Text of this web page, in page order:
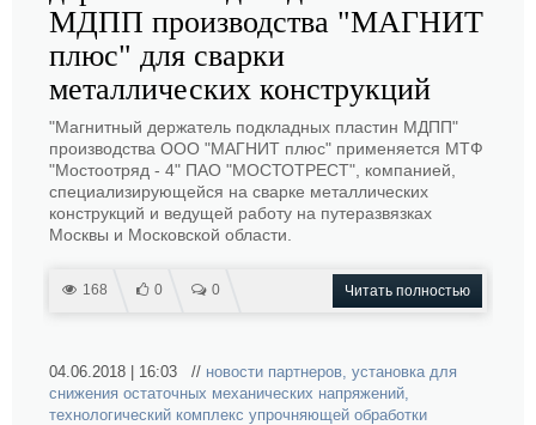
МДПП производства "МАГНИТ
плюс" для сварки
металлических конструкций
"Магнитный держатель подкладных пластин МДПП"
производства ООО "МАГНИТ плюс" применяется МТФ
"Мостоотряд - 4" ПАО "МОСТОТРЕСТ", компанией,
специализирующейся на сварке металлических
конструкций и ведущей работу на путеразвязках
Москвы и Московской области.
168 0 0 Читать полностью
04.06.2018 | 16:03 // новости партнеров, установка для
снижения остаточных механических напряжений,
технологический комплекс упрочняющей обработки